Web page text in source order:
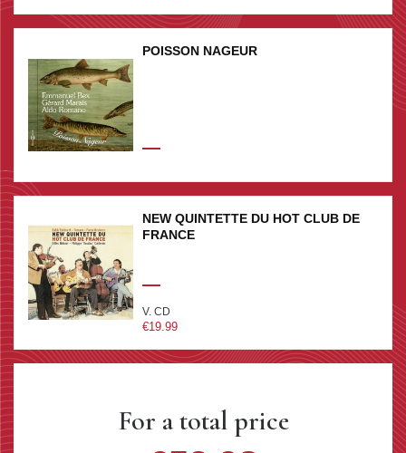
POISSON NAGEUR
NEW QUINTETTE DU HOT CLUB DE
FRANCE
V. CD
€19.99
For a total price